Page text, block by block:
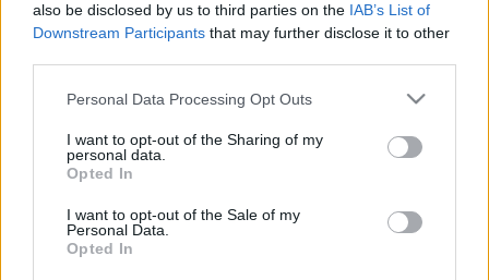
also be disclosed by us to third parties on the IAB’s List of
Downstream Participants that may further disclose it to other
Please note that this website/app uses one or more Google
not limited to your visit or usage behaviour. You may click to
grant or deny consent to Google and its third-party tags to
use your data for below specified purposes in below Google
consent section.
Personal Data Processing Opt Outs
I want to opt-out of the Sharing of my
personal data.
Opted In
I want to opt-out of the Sale of my
Personal Data.
Opted In